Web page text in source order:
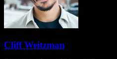
Cliff Weitzman